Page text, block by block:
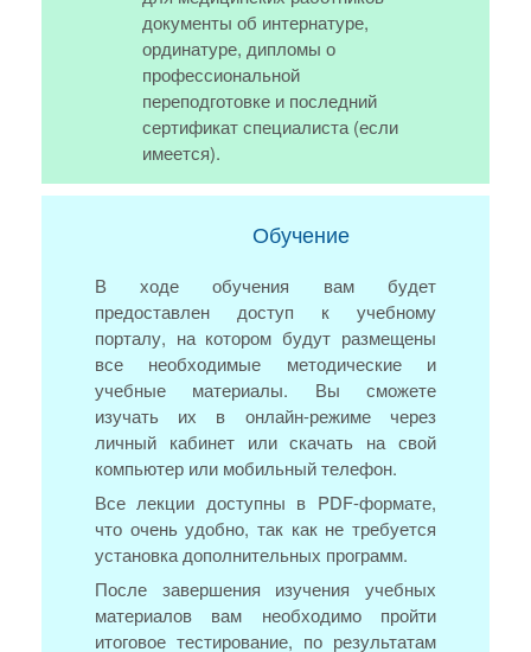
документы об интернатуре,
ординатуре, дипломы о
профессиональной
переподготовке и последний
сертификат специалиста (если
имеется).
Обучение
В ходе обучения вам будет
предоставлен доступ к учебному
порталу, на котором будут размещены
все необходимые методические и
учебные материалы. Вы сможете
изучать их в онлайн-режиме через
личный кабинет или скачать на свой
компьютер или мобильный телефон.
Все лекции доступны в PDF-формате,
что очень удобно, так как не требуется
установка дополнительных программ.
После завершения изучения учебных
материалов вам необходимо пройти
итоговое тестирование, по результатам